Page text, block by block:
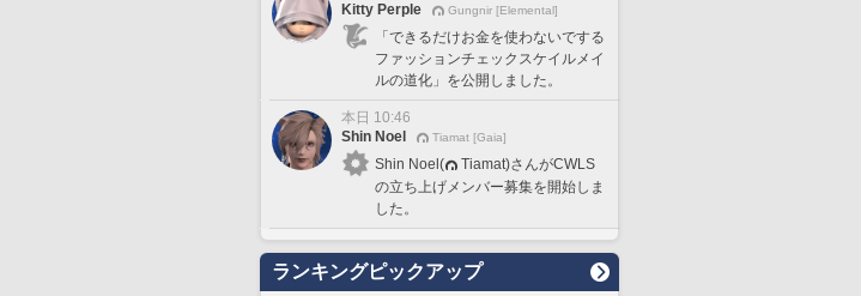
Kitty Perple
Gungnir [Elemental]
「できるだけお金を使わないでする
ファッションチェックスケイルメイ
ルの道化」を公開しました。
本日 10:46
Shin Noel
Tiamat [Gaia]
Shin Noel(
Tiamat)さんがCWLS
の立ち上げメンバー募集を開始しま
した。
ランキングピックアップ